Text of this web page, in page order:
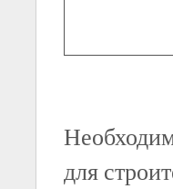
для